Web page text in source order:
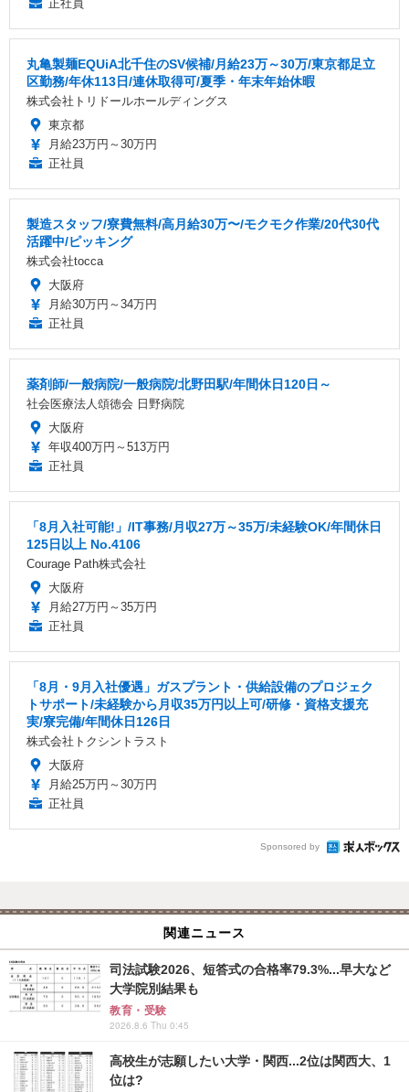
正社員
丸亀製麺EQUiA北千住のSV候補/月給23万～30万/東京都足立
区勤務/年休113日/連休取得可/夏季・年末年始休暇
株式会社トリドールホールディングス
東京都
月給23万円～30万円
正社員
製造スタッフ/寮費無料/高月給30万〜/モクモク作業/20代30代
活躍中/ピッキング
株式会社tocca
大阪府
月給30万円～34万円
正社員
薬剤師/一般病院/一般病院/北野田駅/年間休日120日～
社会医療法人頌徳会 日野病院
大阪府
年収400万円～513万円
正社員
「8月入社可能!」/IT事務/月収27万～35万/未経験OK/年間休日
125日以上 No.4106
Courage Path株式会社
大阪府
月給27万円～35万円
正社員
「8月・9月入社優遇」ガスプラント・供給設備のプロジェク
トサポート/未経験から月収35万円以上可/研修・資格支援充
実/寮完備/年間休日126日
株式会社トクシントラスト
大阪府
月給25万円～30万円
正社員
Sponsored by
関連ニュース
司法試験2026、短答式の合格率79.3%...早大など
大学院別結果も
教育・受験
2026.8.6 Thu 0:45
高校生が志願したい大学・関西...2位は関西大、1
位は?